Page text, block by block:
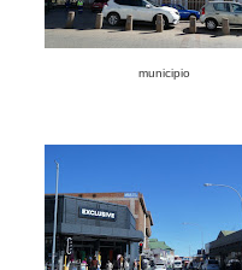
municipio